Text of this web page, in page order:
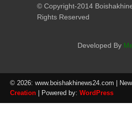
© Copyright-2014
Rights Reserved
Developed By
© 2026: www.boishakhinews24.com |
Creation | Powered by: WordPress